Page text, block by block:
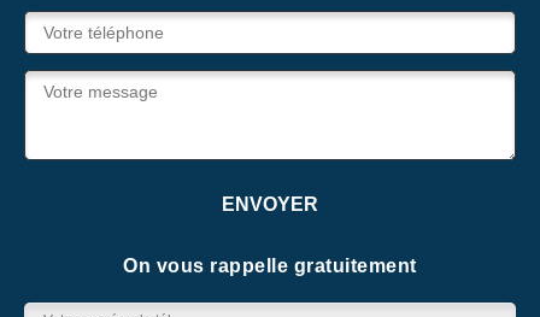
On vous rappelle gratuitement